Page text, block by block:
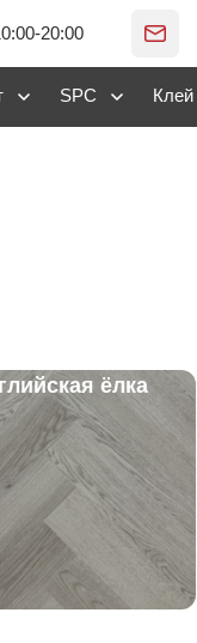
20:00
SPC Клей
ёлка